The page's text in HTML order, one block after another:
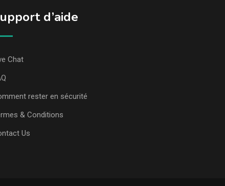
d’aide
Chat
rester en sécurité
& Conditions
Us